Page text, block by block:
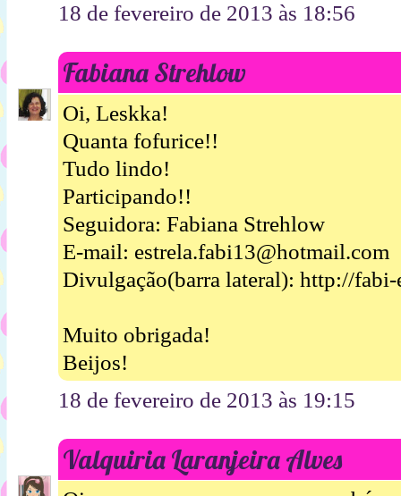
18 de fevereiro de 2013 às 18:56
Fabiana Strehlow
Oi, Leskka!
Quanta fofurice!!
Tudo lindo!
Participando!!
Seguidora: Fabiana Strehlow
E-mail: estrela.fabi13@hotmail.com
Divulgação(barra lateral): http://
Muito obrigada!
Beijos!
18 de fevereiro de 2013 às 19:15
Valquiria Laranjeira Alves